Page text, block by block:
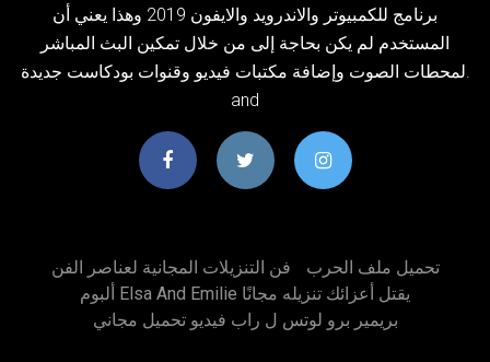
برنامج للكمبيوتر والاندرويد والايفون 2019 وهذا يعني أن
المستخدم لم يكن بحاجة إلى من خلال تمكين البث المباشر
لمحطات الصوت وإضافة مكتبات فيديو وقنوات بودكاست جديدة.
and
فن التنزيلات المجانية لعناصر الفن
تحميل ملف الحرب
ألبوم Elsa And Emilie يقتل أعزائك تنزيله مجانًا
بريمير برو لوتس ل راب فيديو تحميل مجاني